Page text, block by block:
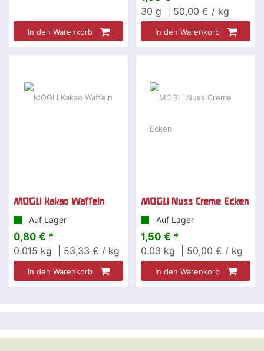
In den Warenkorb
30 g | 50,00 € / kg
In den Warenkorb
MOGLi Kakao Waffeln
Auf Lager
0,80 € *
0.015 kg | 53,33 € / kg
In den Warenkorb
MOGLi Nuss Creme Ecken
Auf Lager
1,50 € *
0.03 kg | 50,00 € / kg
In den Warenkorb